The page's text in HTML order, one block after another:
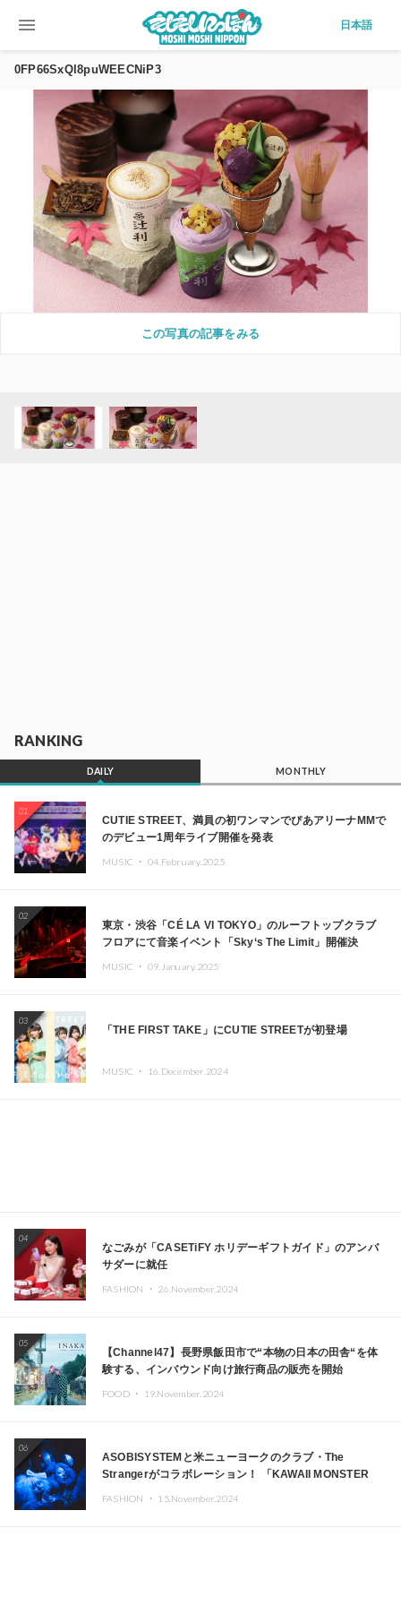
menu 日本語
0FP66SxQl8puWEECNiP3
この写真の記事をみる
RANKING
DAILY MONTHLY
01
CUTIE STREET、満員の初ワンマンでぴあアリーナMMで
のデビュー1周年ライブ開催を発表
MUSIC ・ 04.February.2025
02
東京・渋谷「CÉ LA VI TOKYO」のルーフトップクラブ
フロアにて音楽イベント「Sky‘s The Limit」開催決
MUSIC ・ 09.January.2025
03
「THE FIRST TAKE」にCUTIE STREETが初登場
MUSIC ・ 16.December.2024
04
なごみが「CASETiFY ホリデーギフトガイド」のアンバ
サダーに就任
FASHION ・ 26.November.2024
05
【Channel47】長野県飯田市で“本物の日本の田舎“を体
験する、インバウンド向け旅行商品の販売を開始
FOOD ・ 19.November.2024
06
ASOBISYSTEMと米ニューヨークのクラブ・The
Strangerがコラボレーション！ 「KAWAII MONSTER
FASHION ・ 15.November.2024